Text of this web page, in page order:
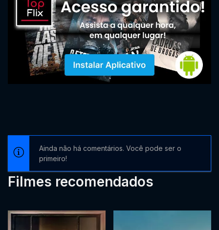
Ainda não há comentários. Você pode ser o
primeiro!
Filmes recomendados